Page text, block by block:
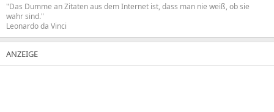
"Das Dumme an Zitaten aus dem Internet ist, dass man nie weiß, ob sie
wahr sind."
Leonardo da Vinci